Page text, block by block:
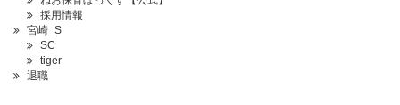
採用情報
宮崎_S
SC
tiger
退職